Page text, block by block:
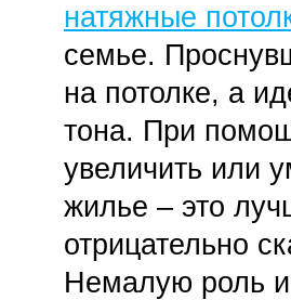
натяжные
семье.
на потолке, а
тона. При
увеличить или
жилье – это
отрицательно
Немалую роль